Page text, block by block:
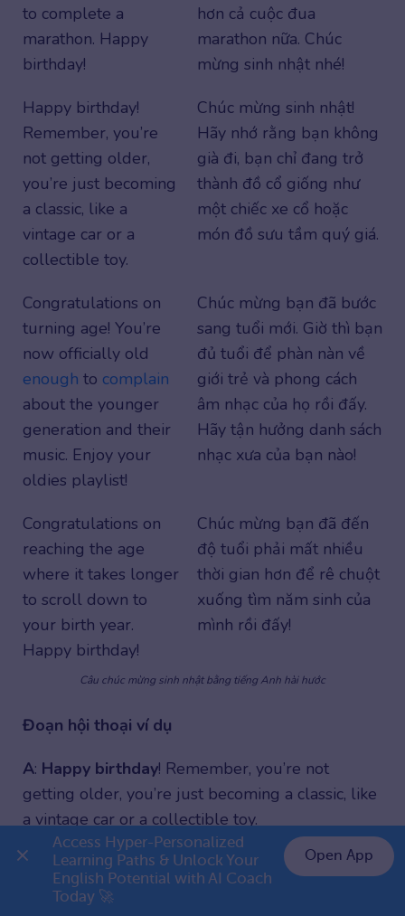
to complete a
marathon. Happy
birthday!
hơn cả cuộc đua
marathon nữa. Chúc
mừng sinh nhật nhé!
Happy birthday!
Remember, you’re
not getting older,
you’re just becoming
a classic, like a
vintage car or a
collectible toy.
Chúc mừng sinh nhật!
Hãy nhớ rằng bạn không
già đi, bạn chỉ đang trở
thành đồ cổ giống như
một chiếc xe cổ hoặc
món đồ sưu tầm quý giá.
Congratulations on
turning age! You’re
now officially old
enough to complain
about the younger
generation and their
music. Enjoy your
oldies playlist!
Chúc mừng bạn đã bước
sang tuổi mới. Giờ thì bạn
đủ tuổi để phàn nàn về
giới trẻ và phong cách
âm nhạc của họ rồi đấy.
Hãy tận hưởng danh sách
nhạc xưa của bạn nào!
Congratulations on
reaching the age
where it takes longer
to scroll down to
your birth year.
Happy birthday!
Chúc mừng bạn đã đến
độ tuổi phải mất nhiều
thời gian hơn để rê chuột
xuống tìm năm sinh của
mình rồi đấy!
Câu chúc mừng sinh nhật bằng tiếng Anh hài hước
Đoạn hội thoại ví dụ
A: Happy birthday! Remember, you’re not
getting older, you’re just becoming a classic, like
a vintage car or a collectible toy.
B
: Wow, so now I’m old and expensive?
: Exactly. High maintenance too. One wrong
move and everything starts making weird noises.
👉 Premium 1 năm chỉ 799K
Access Hyper-Personalized
Learning Paths & Unlock Your
English Potential with AI Coach
Today 🚀
Open App